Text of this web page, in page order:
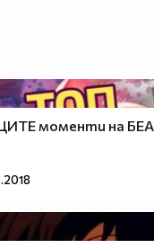
моменти на БЕА